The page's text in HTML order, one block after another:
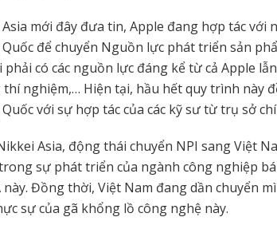
mới đây đưa tin, Apple đang hợp tác với
để chuyển Nguồn lực phát triển sản
phải có các nguồn lực đáng kể từ cả Apple
nghiệm,… Hiện tại, hầu hết quy trình này
với sự hợp tác của các kỹ sư từ trụ sở
Asia, động thái chuyển NPI sang Việt
sự phát triển của ngành công nghiệp
này. Đồng thời, Việt Nam đang dần chuyển
sự của gã khổng lồ công nghệ này.